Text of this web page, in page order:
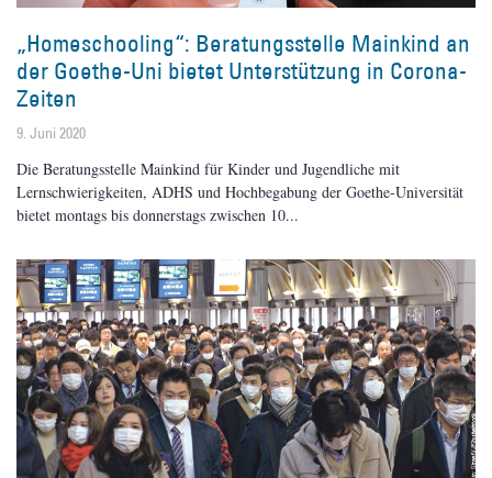
„Homeschooling“: Beratungsstelle Mainkind an
der Goethe-Uni bietet Unterstützung in Corona-
Zeiten
9. Juni 2020
Die Beratungsstelle Mainkind für Kinder und Jugendliche mit
Lernschwierigkeiten, ADHS und Hochbegabung der Goethe-Universität
bietet montags bis donnerstags zwischen 10